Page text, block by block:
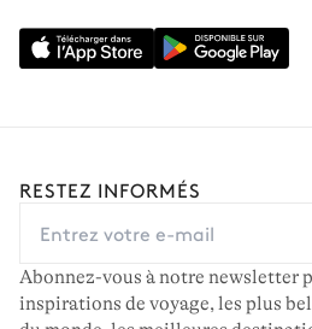
RESTEZ INFORMÉS
Abonnez-vous à notre newsletter
inspirations de voyage, les plus